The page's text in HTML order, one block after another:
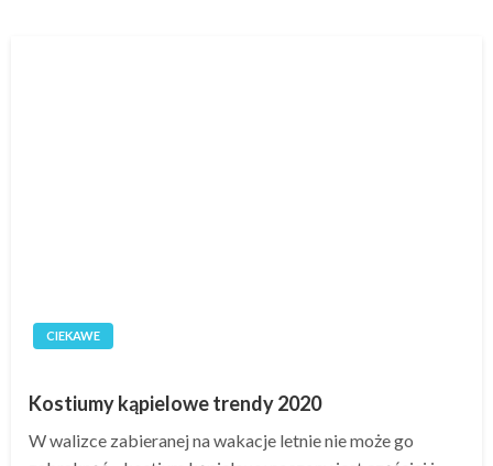
CIEKAWE
Kostiumy kąpielowe trendy 2020
W walizce zabieranej na wakacje letnie nie może go